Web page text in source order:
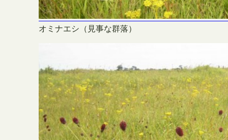
オミナエシ（見事な群落）